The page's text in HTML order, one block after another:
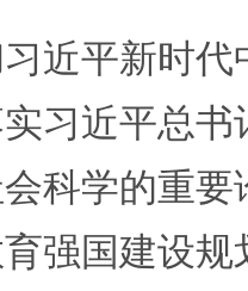
平新时代
习近平总
科学的重
育强国建设